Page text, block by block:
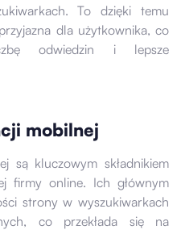
To dzięki temu
dla użytkownika, co
odwiedzin i lepsze
mobilnej
są kluczowym składnikiem
firmy online. Ich głównym
strony w wyszukiwarkach
co przekłada się na